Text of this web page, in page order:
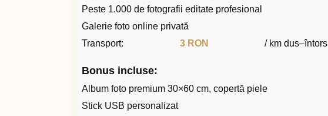
Peste 1.000 de fotografii editate profesional
Galerie foto online privată
Transport:
3 RON / km dus–întors
Bonus incluse:
Album foto premium 30×60 cm, copertă piele
Stick USB personalizat